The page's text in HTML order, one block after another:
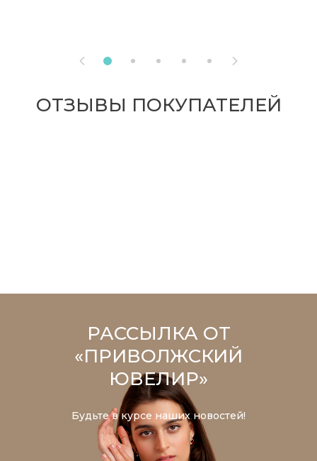
 
ОТЗЫВЫ ПОКУПАТЕЛЕЙ
РАССЫЛКА ОТ
«ПРИВОЛЖСКИЙ
ЮВЕЛИР»
Будьте в курсе наших новостей!